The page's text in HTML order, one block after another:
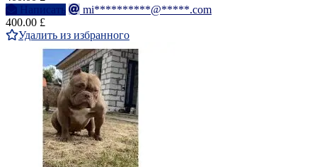
Написать
mi**********@*****.com
400.00 £
Удалить из избранного